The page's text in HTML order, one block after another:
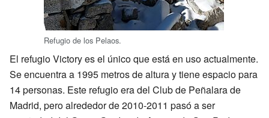
Refugio de los Pelaos.
El refugio Victory es el único que está en uso actualmente.
Se encuentra a 1995 metros de altura y tiene espacio para
14 personas. Este refugio era del Club de Peñalara de
Madrid, pero alrededor de 2010-2011 pasó a ser